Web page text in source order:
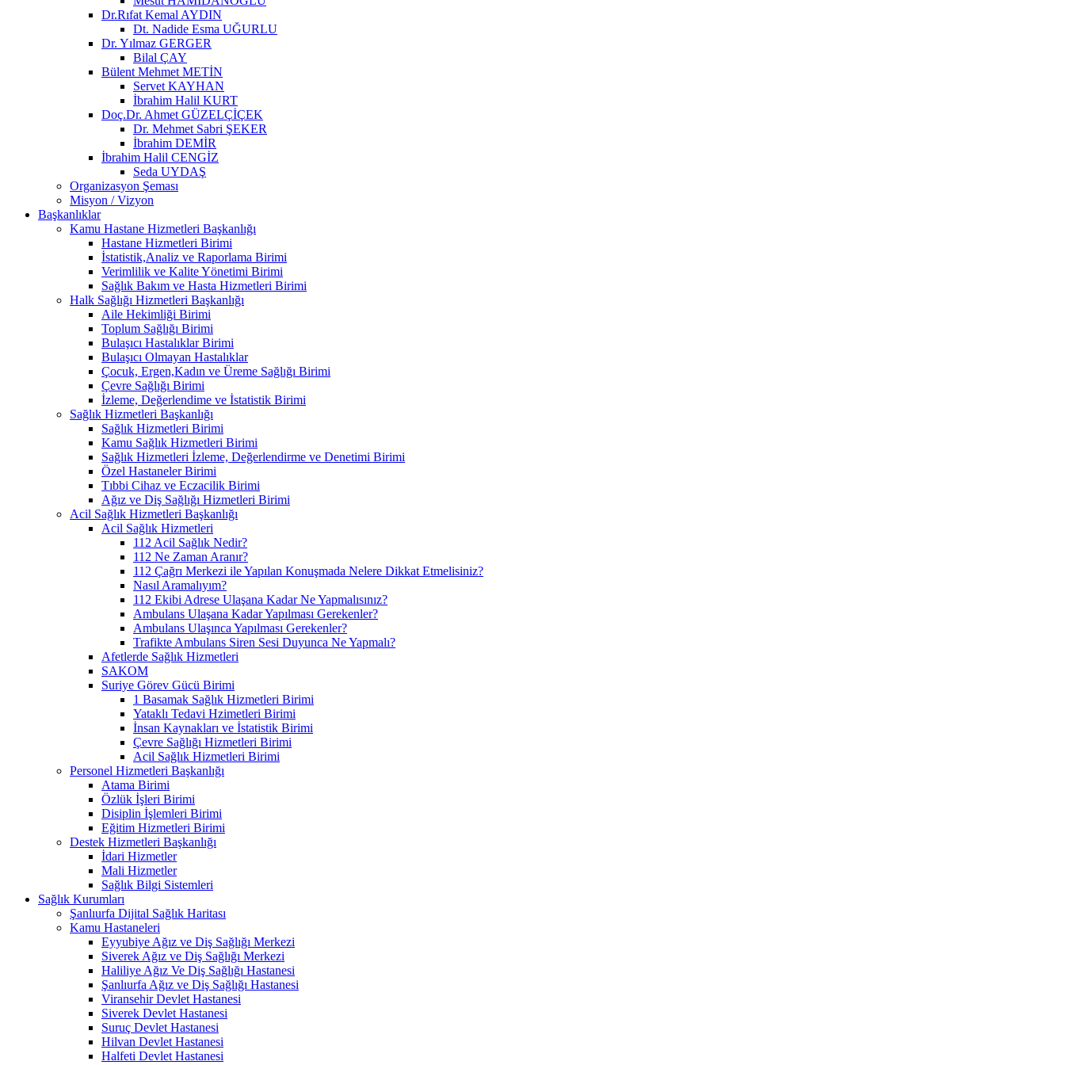
Dr.Rıfat Kemal AYDIN
Dt. Nadide Esma UĞURLU
Dr. Yılmaz GERGER
Bilal ÇAY
Bülent Mehmet METİN
Servet KAYHAN
İbrahim Halil KURT
Doç.Dr. Ahmet GÜZELÇİÇEK
Dr. Mehmet Sabri ŞEKER
İbrahim DEMİR
İbrahim Halil CENGİZ
Seda UYDAŞ
Organizasyon Şeması
Misyon / Vizyon
Başkanlıklar
Kamu Hastane Hizmetleri Başkanlığı
Hastane Hizmetleri Birimi
İstatistik,Analiz ve Raporlama Birimi
Verimlilik ve Kalite Yönetimi Birimi
Sağlık Bakım ve Hasta Hizmetleri Birimi
Halk Sağlığı Hizmetleri Başkanlığı
Aile Hekimliği Birimi
Toplum Sağlığı Birimi
Bulaşıcı Hastalıklar Birimi
Bulaşıcı Olmayan Hastalıklar
Çocuk, Ergen,Kadın ve Üreme Sağlığı Birimi
Çevre Sağlığı Birimi
İzleme, Değerlendime ve İstatistik Birimi
Sağlık Hizmetleri Başkanlığı
Sağlık Hizmetleri Birimi
Kamu Sağlık Hizmetleri Birimi
Sağlık Hizmetleri İzleme, Değerlendirme ve Denetimi Birimi
Özel Hastaneler Birimi
Tıbbi Cihaz ve Eczacilik Birimi
Ağız ve Diş Sağlığı Hizmetleri Birimi
Acil Sağlık Hizmetleri Başkanlığı
Acil Sağlık Hizmetleri
112 Acil Sağlık Nedir?
112 Ne Zaman Aranır?
112 Çağrı Merkezi ile Yapılan Konuşmada Nelere Dikkat Etmelisiniz?
Nasıl Aramalıyım?
112 Ekibi Adrese Ulaşana Kadar Ne Yapmalısınız?
Ambulans Ulaşana Kadar Yapılması Gerekenler?
Ambulans Ulaşınca Yapılması Gerekenler?
Trafikte Ambulans Siren Sesi Duyunca Ne Yapmalı?
Afetlerde Sağlık Hizmetleri
SAKOM
Suriye Görev Gücü Birimi
1 Basamak Sağlık Hizmetleri Birimi
Yataklı Tedavi Hzimetleri Birimi
İnsan Kaynakları ve İstatistik Birimi
Çevre Sağlığı Hizmetleri Birimi
Acil Sağlık Hizmetleri Birimi
Personel Hizmetleri Başkanlığı
Atama Birimi
Özlük İşleri Birimi
Disiplin İşlemleri Birimi
Eğitim Hizmetleri Birimi
Destek Hizmetleri Başkanlığı
İdari Hizmetler
Mali Hizmetler
Sağlık Bilgi Sistemleri
Sağlık Kurumları
Şanlıurfa Dijital Sağlık Haritası
Kamu Hastaneleri
Eyyubiye Ağız ve Diş Sağlığı Merkezi
Siverek Ağız ve Diş Sağlığı Merkezi
Haliliye Ağız Ve Diş Sağlığı Hastanesi
Şanlıurfa Ağız ve Diş Sağlığı Hastanesi
Viransehir Devlet Hastanesi
Siverek Devlet Hastanesi
Suruç Devlet Hastanesi
Hilvan Devlet Hastanesi
Halfeti Devlet Hastanesi